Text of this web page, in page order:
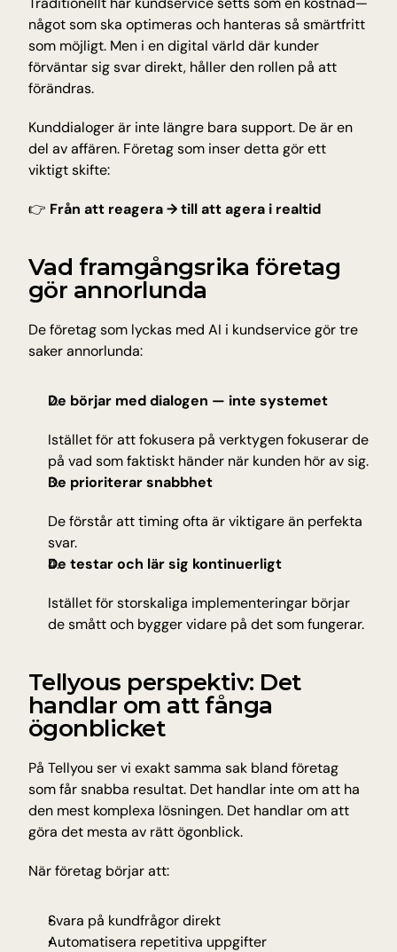
något som ska optimeras och hanteras så smärtfritt
som möjligt. Men i en digital värld där kunder
förväntar sig svar direkt, håller den rollen på att
förändras.
Kunddialoger är inte längre bara support. De är en
del av affären. Företag som inser detta gör ett
viktigt skifte:
👉 Från att reagera → till att agera i realtid
Vad framgångsrika företag
gör annorlunda
De företag som lyckas med AI i kundservice gör tre
saker annorlunda:
De börjar med dialogen — inte systemet
Istället för att fokusera på verktygen fokuserar de
på vad som faktiskt händer när kunden hör av sig.
De prioriterar snabbhet
De förstår att timing ofta är viktigare än perfekta
svar.
De testar och lär sig kontinuerligt
Istället för storskaliga implementeringar börjar
de smått och bygger vidare på det som fungerar.
Tellyous perspektiv: Det
handlar om att fånga
ögonblicket
På Tellyou ser vi exakt samma sak bland företag
som får snabba resultat. Det handlar inte om att ha
den mest komplexa lösningen. Det handlar om att
göra det mesta av rätt ögonblick.
När företag börjar att:
Svara på kundfrågor direkt
Automatisera repetitiva uppgifter